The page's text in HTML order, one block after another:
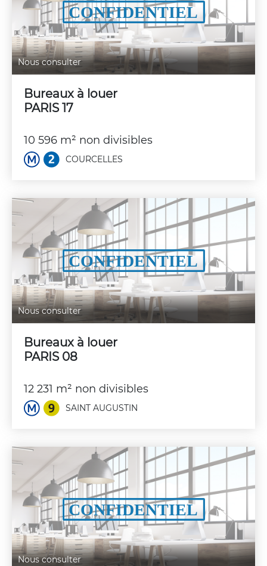
Nous consulter
Bureaux à louer
PARIS 17
10 596 m² non divisibles
COURCELLES
Nous consulter
Bureaux à louer
PARIS 08
12 231 m² non divisibles
SAINT AUGUSTIN
Nous consulter